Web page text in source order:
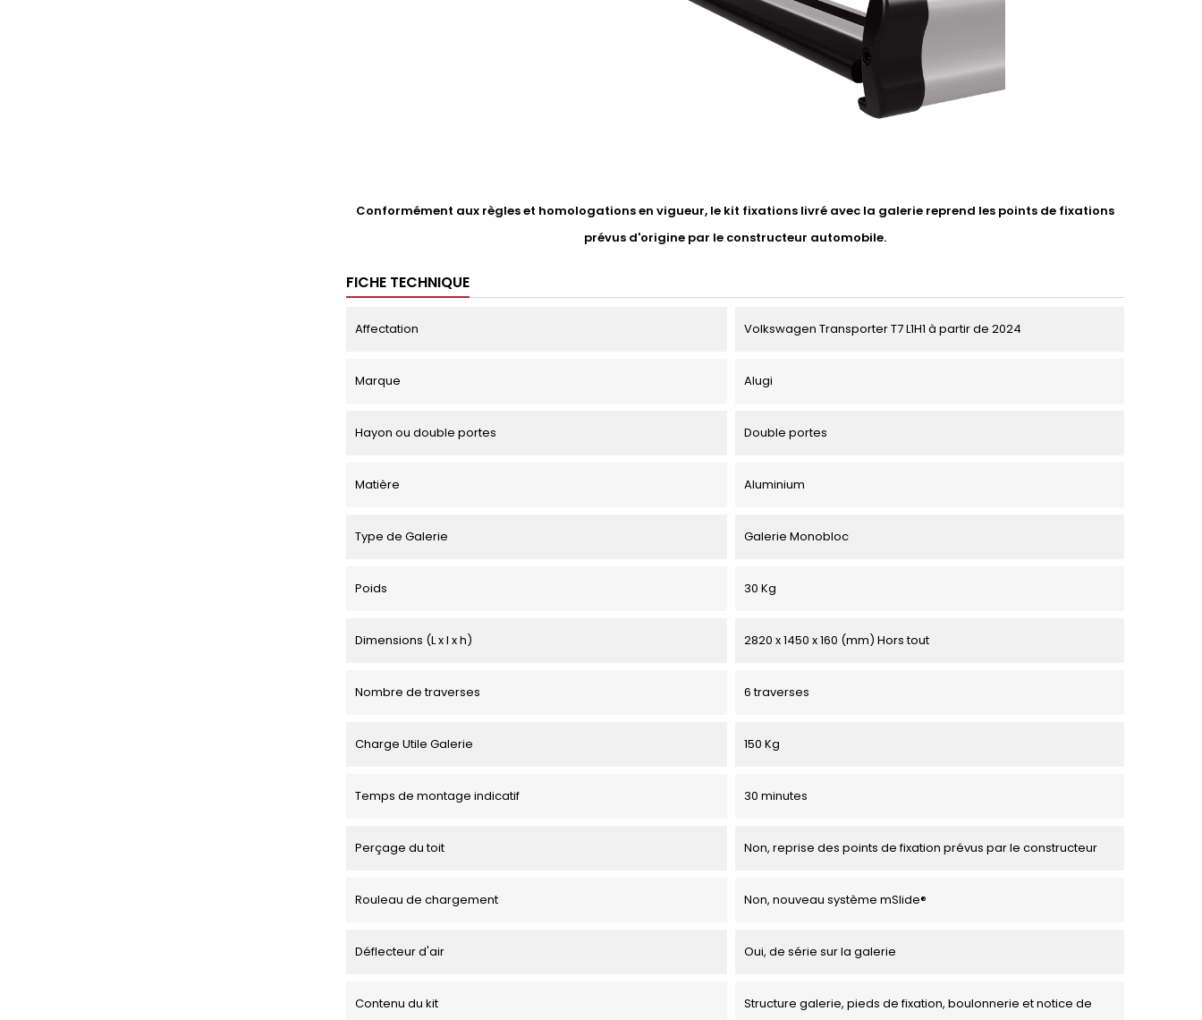
Conformément aux règles et homologations en vigueur, le kit fixations livré avec la galerie reprend les points de fixations
prévus d'origine par le constructeur automobile.
FICHE TECHNIQUE
Affectation Volkswagen Transporter T7 L1H1 à partir de 2024
Marque Alugi
Hayon ou double portes Double portes
Matière Aluminium
Type de Galerie Galerie Monobloc
Poids 30 Kg
Dimensions (L x l x h) 2820 x 1450 x 160 (mm) Hors tout
Nombre de traverses 6 traverses
Charge Utile Galerie 150 Kg
Temps de montage indicatif 30 minutes
Perçage du toit Non, reprise des points de fixation prévus par le constructeur
Rouleau de chargement Non, nouveau système mSlide®
Déflecteur d'air Oui, de série sur la galerie
Contenu du kit Structure galerie, pieds de fixation, boulonnerie et notice de